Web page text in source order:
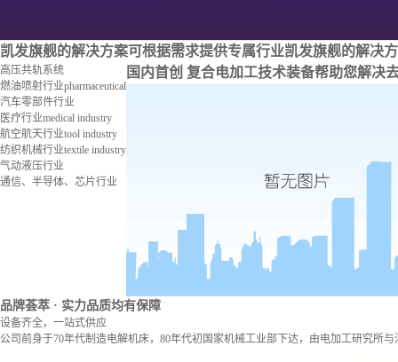
凯发旗舰的解决方案可根据需求提供专属行业凯发旗舰的解决
高压共轨系统
燃油喷射行业pharmaceutical
汽车零部件行业
医疗行业medical industry
航空航天行业tool industry
纺织机械行业textile industry
气动液压行业
通信、半导体、芯片行业
国内首创 复合电加工技术装备帮助您解决
品牌荟萃 · 实力品质均有保障
设备齐全，一站式供应
公司前身于70年代制造电解机床，80年代初国家机械工业部下达，由电加工研究所